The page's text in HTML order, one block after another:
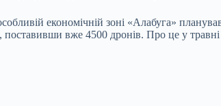
економічній зоні «Алабуга»
поставивши вже 4500 дронів. Про це у